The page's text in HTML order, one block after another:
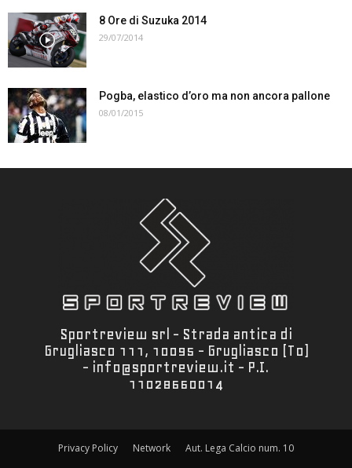
8 Ore di Suzuka 2014
29/07/2014
Pogba, elastico d’oro ma non ancora pallone
08/01/2015
Sportreview srl - Strada antica di
Grugliasco 111, 10095 - Grugliasco (To)
- info@sportreview.it - P.I.
11028660014
Privacy Policy Network Aut. Lega Calcio num. 10